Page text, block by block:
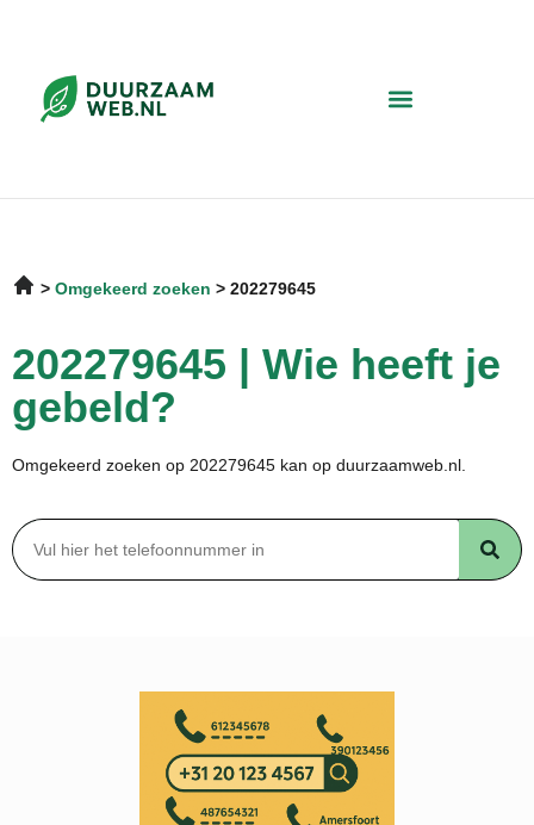
Omgekeerd zoeken 202279645
202279645 | Wie heeft je
gebeld?
Omgekeerd zoeken op 202279645 kan op duurzaamweb.nl.